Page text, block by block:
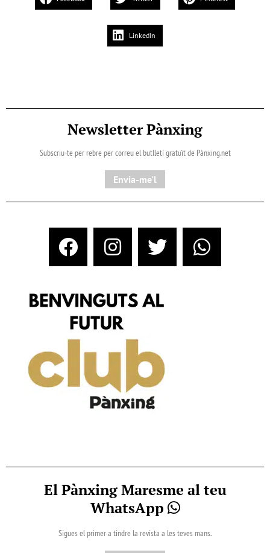
LinkedIn
Newsletter Pànxing
Subscriu-te per rebre per correu el butlletí gratuït de Pànxing.net​
Envia-me'l
El Pànxing Maresme al teu
WhatsApp
Sigues el primer a tindre la revista a les teves mans.